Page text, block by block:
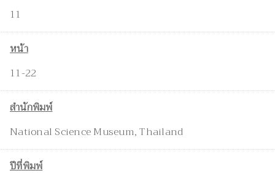
11
หน้า
11-22
สำนักพิมพ์
National Science Museum, Thailand
ปีที่พิมพ์